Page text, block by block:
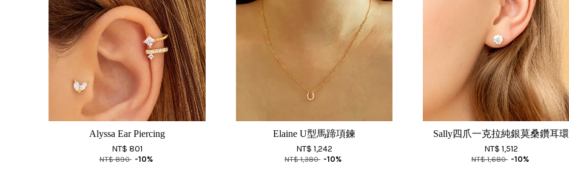
Alyssa Ear Piercing
NT$ 801
NT$ 890 -10%
Elaine U型馬蹄項鍊
NT$ 1,242
NT$ 1,380 -10%
Sally四爪一克拉純銀莫桑鑽耳環
NT$ 1,512
NT$ 1,680 -10%